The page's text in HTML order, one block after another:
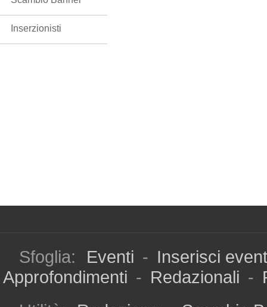
Inserzionisti
Sfoglia: Eventi - Inserisci
Approfondimenti - Redazionali -